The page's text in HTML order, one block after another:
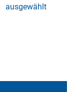
ausgewählt